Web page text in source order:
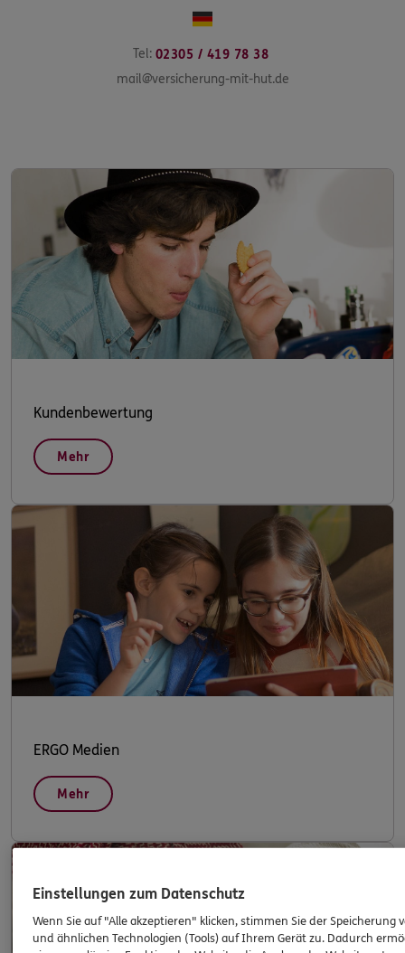
Tel: 02305 / 419 78 38
mail@versicherung-mit-hut.de
Kundenbewertung
Mehr
ERGO Medien
Mehr
Einstellungen zum Datenschutz
Wenn Sie auf "Alle akzeptieren" klicken, stimmen Sie der Speicherung
und ähnlichen Technologien (Tools) auf Ihrem Gerät zu. Dadurch